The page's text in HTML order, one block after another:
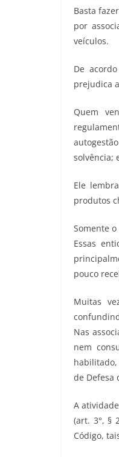
Basta
por
veículos.
De
prejudica
Quem
solvência;
Ele
produtos
Somente
Essas
pouco
Muitas
Nas
nem
habilitado,
de Defesa
A
(art. 3°, §
Código,